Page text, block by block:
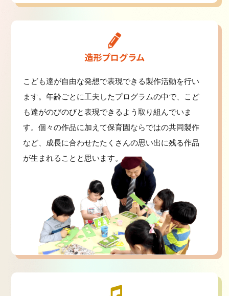
造形プログラム
こども達が自由な発想で表現できる製作活動を行い
ます。年齢ごとに工夫したプログラムの中で、こど
も達がのびのびと表現できるよう取り組んでいま
す。個々の作品に加えて保育園ならではの共同製作
など、成長に合わせたたくさんの思い出に残る作品
が生まれることと思います。